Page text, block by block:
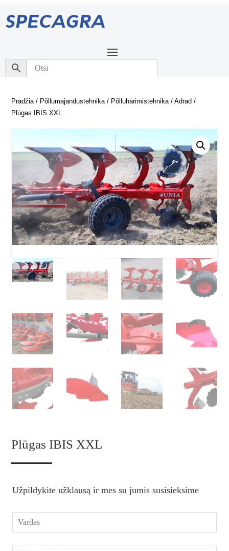
Pradžia/ Põllumajandustehnika/ Põlluharimistehnika/Adrad /
Plūgas IBIS XXL
Plūgas IBIS XXL
Užpildykite užklausą ir mes su jumis susisieksime